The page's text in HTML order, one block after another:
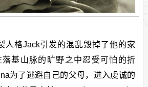
人格Jack引发的混乱毁掉了他的家
基山脉的旷野之中忍受可怕的折
为了逃避自己的父母，进入虔诚的